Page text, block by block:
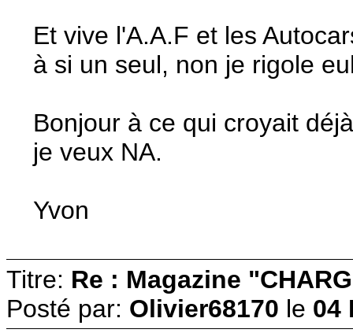
Et vive l'A.A.F et les
à si un seul, non je rigole
Bonjour à ce qui croyait
je veux NA.
Yvon
Titre: Re : Magazine
Posté par: Olivier68170 le 04